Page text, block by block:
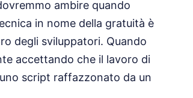
ambire quando
in nome della gratuità è
degli sviluppatori. Quando
accettando che il lavoro di
script raffazzonato da un